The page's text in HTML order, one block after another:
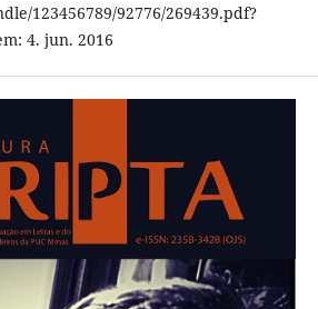
123456789/92776/269439.pdf?
4. jun. 2016